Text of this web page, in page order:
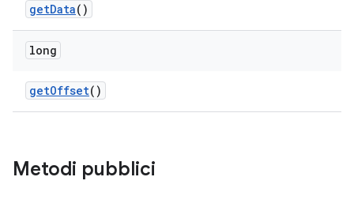
getData()
long
getOffset()
Metodi pubblici